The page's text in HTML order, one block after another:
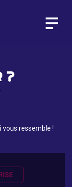
?
ressemble !